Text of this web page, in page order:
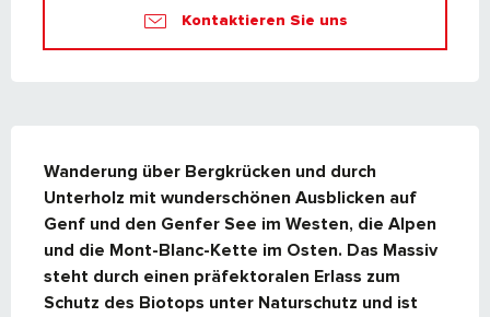
Kontaktieren Sie uns
Wanderung über Bergkrücken und durch
Unterholz mit wunderschönen Ausblicken auf
Genf und den Genfer See im Westen, die Alpen
und die Mont-Blanc-Kette im Osten. Das Massiv
steht durch einen präfektoralen Erlass zum
Schutz des Biotops unter Naturschutz und ist